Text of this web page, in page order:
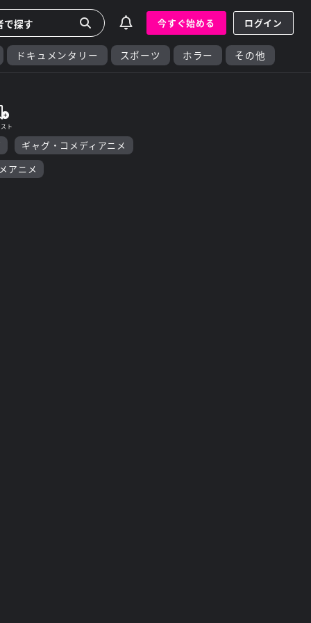
今すぐ始める ログイン
ドキュメンタリー スポーツ ホラー その他
ギャグ・コメディアニメ
アニメ